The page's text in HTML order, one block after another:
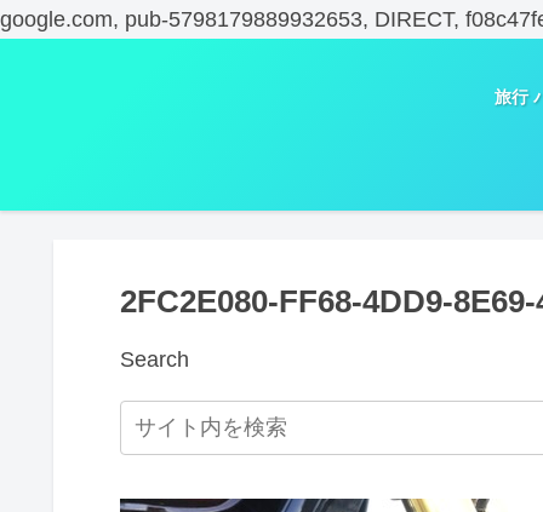
google.com, pub-5798179889932653, DIRECT,
旅行
2FC2E080-FF68-4DD9-
Search